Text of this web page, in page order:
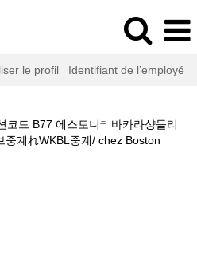
le profil Identifiant de l’employé
코드 B77 에스토니㆔바카라샹들리
계れWKBL중계/ chez Boston